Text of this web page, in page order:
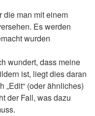
die man mit einem
Es werden
wurden
wundert, dass meine
ist, liegt dies daran
(oder ähnliches)
der Fall, was dazu